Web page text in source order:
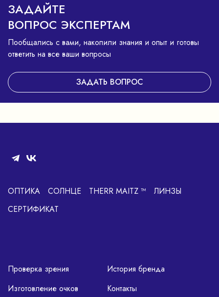
ЗАДАЙТЕ
ВОПРОС ЭКСПЕРТАМ
Пообщались с вами, накопили знания и опыт и готовы
ответить на все ваши вопросы
ЗАДАТЬ ВОПРОС
ОПТИКА СОЛНЦЕ THERR MAITZ ™
ЛИНЗЫ
СЕРТИФИКАТ
Проверка зрения
Изготовление очков
История бренда
Контакты